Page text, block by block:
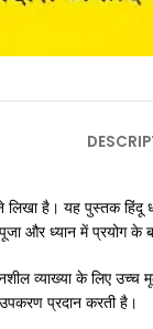
लिखा है। यह पुस्तक
और ध्यान में प्रयोग के
व्याख्या के लिए
प्रदान करती है।